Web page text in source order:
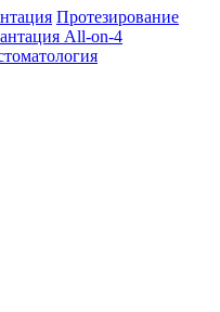
Протезирование
All-on-4